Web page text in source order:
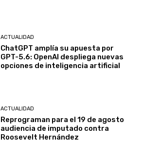
ACTUALIDAD
ChatGPT amplía su apuesta por
GPT-5.6: OpenAI despliega nuevas
opciones de inteligencia artificial
ACTUALIDAD
Reprograman para el 19 de agosto
audiencia de imputado contra
Roosevelt Hernández